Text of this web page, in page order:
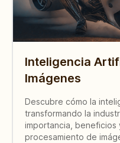
Inteligencia
Imágenes
Descubre cómo la
transformando la
importancia, beneficios
procesamiento de